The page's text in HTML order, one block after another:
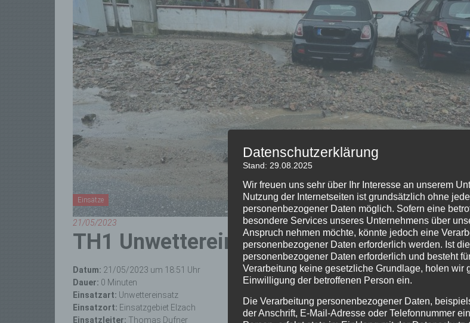
Einsätze
21/05/2023
TH1 Unwettereinsätze
Datum: 21/05/2023 um 18:51 Uhr
Dauer: 0 Minuten
Einsatzart: Unwettereinsatz
Einsatzort: Einsatzgebiet Elzach
Einsatzleiter: Thomas Dufner
Datenschutzerklärung
Stand: 29.08.2025
Wir freuen uns sehr über Ihr Interesse an unserem
Nutzung der Internetseiten ist grundsätzlich ohne
personenbezogener Daten möglich. Sofern eine
besondere Services unseres Unternehmens über
Anspruch nehmen möchte, könnte jedoch eine
personenbezogener Daten erforderlich werden. Ist
personenbezogener Daten erforderlich und besteht
Verarbeitung keine gesetzliche Grundlage, holen wir
Einwilligung der betroffenen Person ein.
Die Verarbeitung personenbezogener Daten,
der Anschrift, E-Mail-Adresse oder Telefonnummer